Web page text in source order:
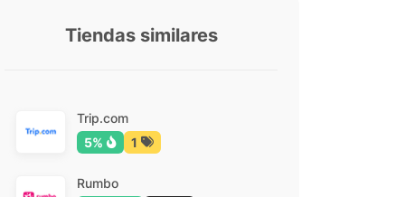
Tiendas similares
Trip.com
5%
1
Rumbo